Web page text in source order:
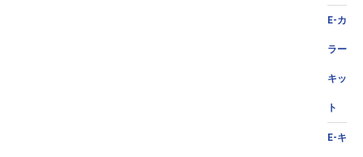
E-カ
ラー
キッ
ト
E-キ